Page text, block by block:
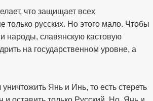
что защищает всех
только русских. Но этого мало. Чтобы
народы, славянскую кастовую
на государственном уровне, а
Янь и Инь, то есть стереть